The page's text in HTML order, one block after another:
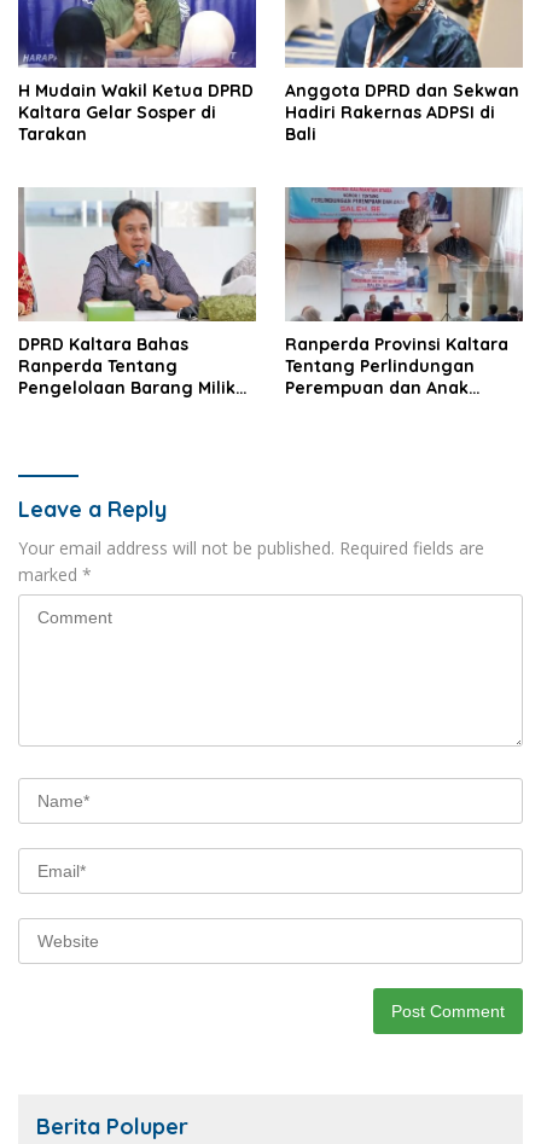
H Mudain Wakil Ketua DPRD
Kaltara Gelar Sosper di
Tarakan
Anggota DPRD dan Sekwan
Hadiri Rakernas ADPSI di
Bali
DPRD Kaltara Bahas
Ranperda Tentang
Pengelolaan Barang Milik
Ranperda Provinsi Kaltara
Tentang Perlindungan
Perempuan dan Anak
Leave a Reply
Your email address will not be published. Required fields are
marked *
Berita Poluper